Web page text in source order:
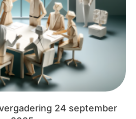
24 september